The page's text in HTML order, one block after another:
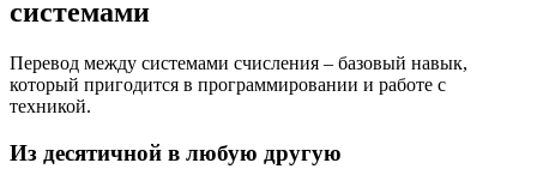
системами
Перевод между системами счисления – базовый навык,
который пригодится в программировании и работе с
техникой.
Из десятичной в любую другую